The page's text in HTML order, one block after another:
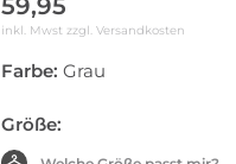
inkl. Mwst zzgl. Versandkosten
Farbe: Grau
Größe: